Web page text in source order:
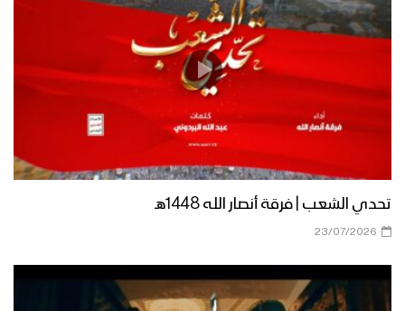
تحدي الشعب | فرقة أنصار الله 1448هـ
23/07/2026